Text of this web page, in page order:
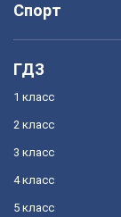
Спорт
ГДЗ
1 класс
2 класс
3 класс
4 класс
5 класс